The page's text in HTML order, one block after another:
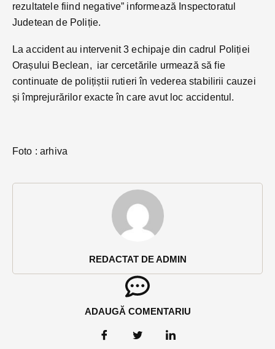
REDACTAT DE ADMIN
ADAUGĂ COMENTARIU
rezultatele fiind negative” informează Inspectoratul
Judetean de Poliție.
La accident au intervenit 3 echipaje din cadrul Poliției
Orașului Beclean, iar cercetările urmează să fie
continuate de polițiștii rutieri în vederea stabilirii cauzei
și împrejurărilor exacte în care avut loc accidentul.
Foto : arhiva